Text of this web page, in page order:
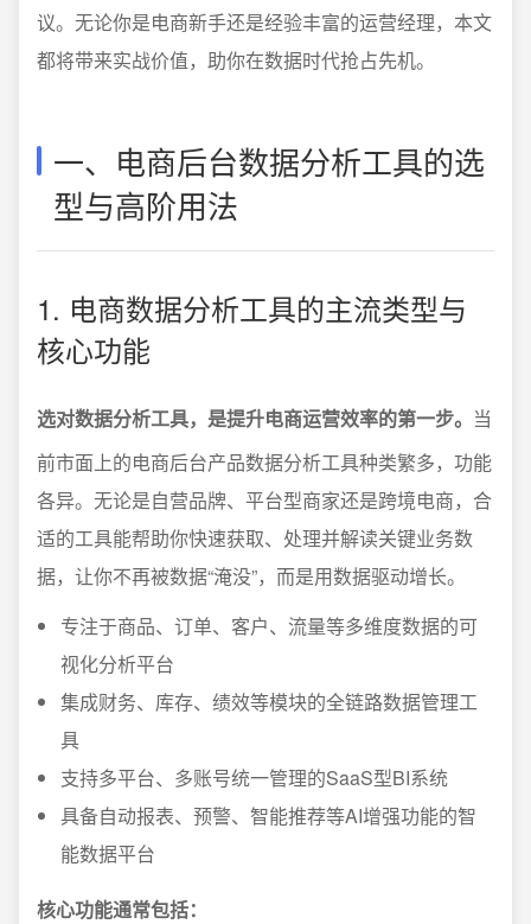
议。无论你是电商新手还是经验丰富的运营经理，本文
都将带来实战价值，助你在数据时代抢占先机。
一、电商后台数据分析工具的选
型与高阶用法
1. 电商数据分析工具的主流类型与
核心功能
选对数据分析工具，是提升电商运营效率的第一步。 当
前市面上的电商后台产品数据分析工具种类繁多，功能
各异。无论是自营品牌、平台型商家还是跨境电商，合
适的工具能帮助你快速获取、处理并解读关键业务数
据，让你不再被数据“淹没”，而是用数据驱动增长。
专注于商品、订单、客户、流量等多维度数据的可
视化分析平台
集成财务、库存、绩效等模块的全链路数据管理工
具
支持多平台、多账号统一管理的SaaS型BI系统
具备自动报表、预警、智能推荐等AI增强功能的智
能数据平台
核心功能通常包括：